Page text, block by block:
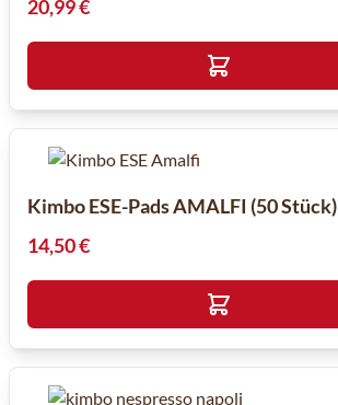
20,99 €
Kimbo ESE-Pads AMALFI (50 Stück)
14,50 €